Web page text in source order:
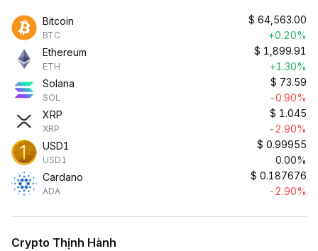
Bitcoin
BTC
$ 64,563.00
+0.20%
Ethereum
ETH
$ 1,899.91
+1.30%
Solana
SOL
$ 73.59
-0.90%
XRP
XRP
$ 1.045
-2.90%
USD1
USD1
$ 0.99955
0.00%
Cardano
ADA
$ 0.187676
-2.90%
Crypto Thịnh Hành